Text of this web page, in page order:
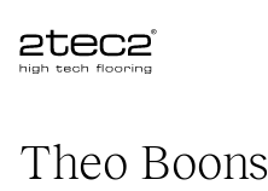
Primary
Theo Boons